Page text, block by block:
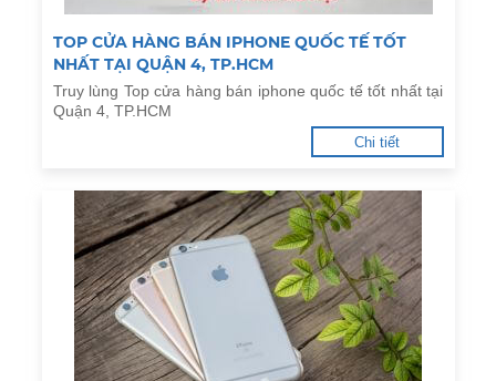
TOP CỬA HÀNG BÁN IPHONE QUỐC TẾ TỐT
NHẤT TẠI QUẬN 4, TP.HCM
Truy lùng Top cửa hàng bán iphone quốc tế tốt nhất tại
Quận 4, TP.HCM
Chi tiết